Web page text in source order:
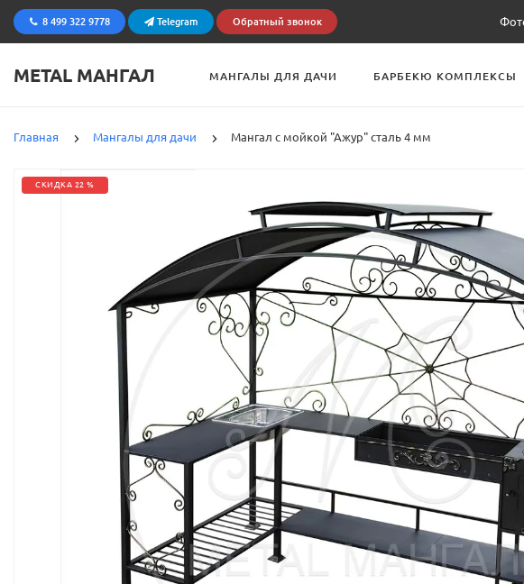
8 499 322 9778 Telegram Обратный звонок
METAL МАНГАЛ МАНГАЛЫ ДЛЯ ДАЧИ БАРБЕКЮ КОМПЛЕКСЫ
Главная Мангалы для дачи Мангал с мойкой "Ажур" сталь 4 мм
СКИДКА 22 %